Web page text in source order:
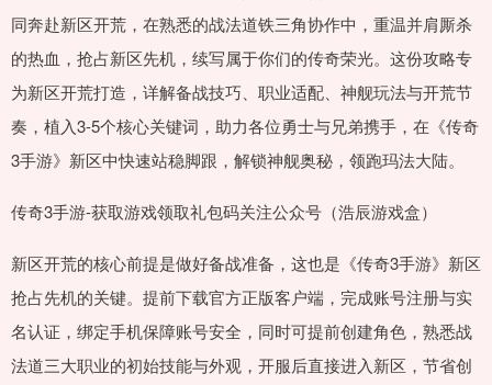
同奔赴新区开荒，在熟悉的战法道铁三角协作中，重温并肩厮杀
的热血，抢占新区先机，续写属于你们的传奇荣光。这份攻略专
为新区开荒打造，详解备战技巧、职业适配、神舰玩法与开荒节
奏，植入3-5个核心关键词，助力各位勇士与兄弟携手，在《传奇
3手游》新区中快速站稳脚跟，解锁神舰奥秘，领跑玛法大陆。
传奇3手游-获取游戏领取礼包码关注公众号（浩辰游戏盒）
新区开荒的核心前提是做好备战准备，这也是《传奇3手游》新区
抢占先机的关键。提前下载官方正版客户端，完成账号注册与实
名认证，绑定手机保障账号安全，同时可提前创建角色，熟悉战
法道三大职业的初始技能与外观，开服后直接进入新区，节省创